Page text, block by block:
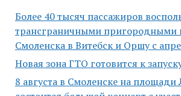
Более 40 тысяч пассажиров
трансграничными пригородными
Смоленска в Витебск и Оршу с
Новая зона ГТО готовится к
8 августа в Смоленске на площади